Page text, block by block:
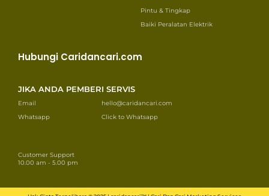
Pintu & Tingkap
Baiki Peralatan Elektrik
Hubungi Caridancari.com
JIKA ANDA PEMBERI SERVIS
Email
hello@caridancari.com
Whatsapp
Click to Whatsapp
Customer Support
10.00 am - 5.00 pm